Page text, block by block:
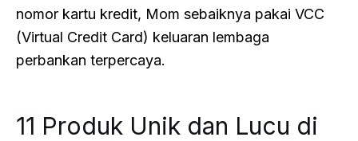
nomor kartu kredit, Mom sebaiknya pakai VCC
(Virtual Credit Card) keluaran lembaga
perbankan terpercaya.
11 Produk Unik dan Lucu di